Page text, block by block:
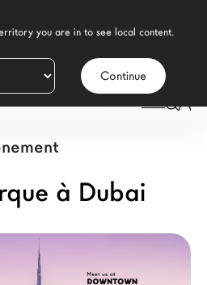
Continue
À DUBAI
à Dubai